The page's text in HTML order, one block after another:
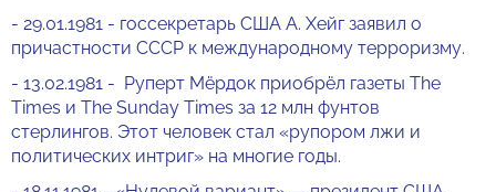
- 29.01.1981 - госсекретарь США А. Хейг заявил о
причастности СССР к международному терроризму.
- 13.02.1981 - Руперт Мёрдок приобрёл газеты The
Times и The Sunday Times за 12 млн фунтов
стерлингов. Этот человек стал «рупором лжи и
политических интриг» на многие годы.